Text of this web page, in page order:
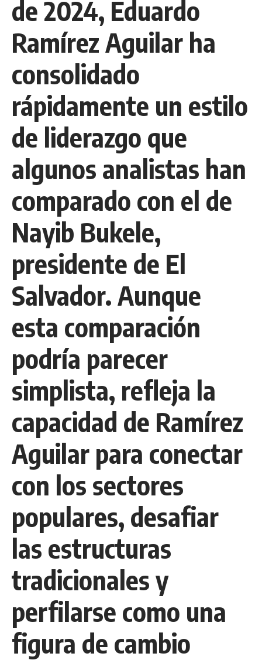
de 2024, Eduardo
Ramírez Aguilar ha
consolidado
rápidamente un estilo
de liderazgo que
algunos analistas han
comparado con el de
Nayib Bukele,
presidente de El
Salvador. Aunque
esta comparación
podría parecer
simplista, refleja la
capacidad de Ramírez
Aguilar para conectar
con los sectores
populares, desafiar
las estructuras
tradicionales y
perfilarse como una
figura de cambio